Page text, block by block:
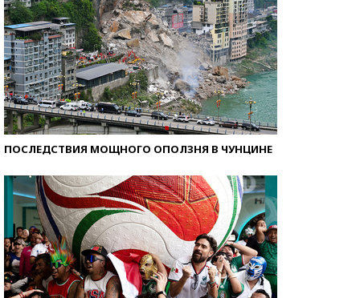
ПОСЛЕДСТВИЯ МОЩНОГО ОПОЛЗНЯ В ЧУНЦИНЕ